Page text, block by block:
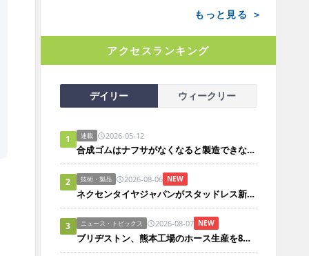
もっと見る ＞
アクセスランキング
デイリー ウィークリー
1 連載 2026-05-12
合成ゴムはナフサがなくなると製造できないのか？
2 技術・製品 2026-08-06 NEW
ネクセンタイヤジャパンがスタッドレス新製品、日本市場にらみ開発
3 ニュース・トピックス 2026-08-07 NEW
ブリヂストン、熊本工場のホース生産を8月3日から順次再開